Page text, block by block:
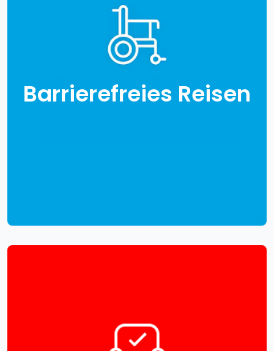
Barrierefreies Reisen